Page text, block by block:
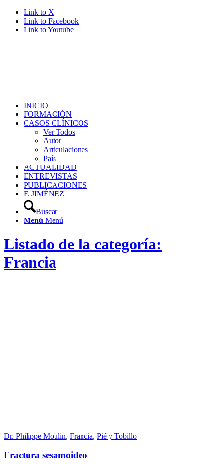
Link to X
Link to Facebook
Link to Youtube
INICIO
FORMACIÓN
CASOS CLÍNICOS
Ver Todos
Autor
Articulaciones
País
ACTUALIDAD
ENTREVISTAS
PUBLICACIONES
F. JIMÉNEZ
Buscar
Menú Menú
Listado de la categoría:
Francia
Dr. Philippe Moulin, Francia, Pié y Tobillo
Fractura sesamoideo